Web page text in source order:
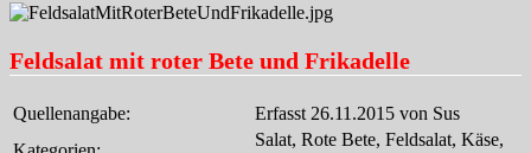
Feldsalat mit roter Bete und Frikadelle
Quellenangabe:
Erfasst 26.11.2015 von Sus
Salat, Rote Bete, Feldsalat, Käse,